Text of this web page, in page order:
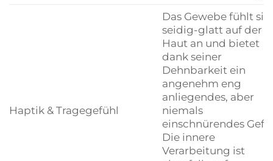
Haptik & Tragegefühl
Das Gewebe fühlt
seidig-glatt auf der
Haut an und bietet
dank seiner
Dehnbarkeit ein
angenehm eng
anliegendes, aber
niemals
einschnürendes
Die innere
Verarbeitung ist